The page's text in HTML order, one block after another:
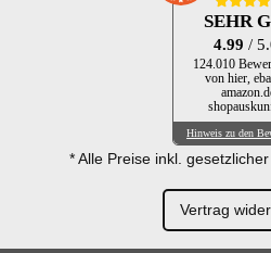
SEHR
4.99 /
124.010
von hier,
Hinweis zu den
* Alle Preise inkl. gesetzlicher
Vertrag